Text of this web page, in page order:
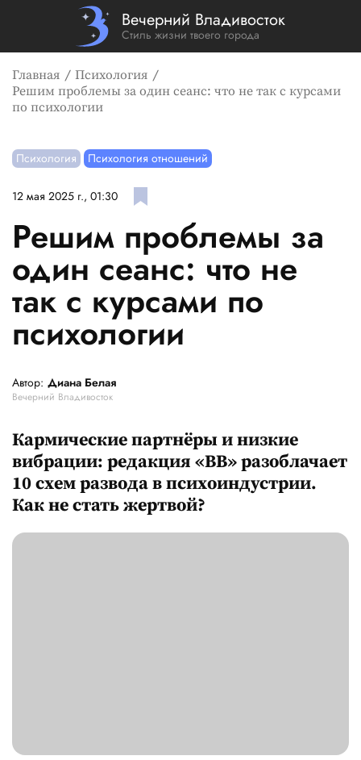
Вечерний Владивосток
Стиль жизни твоего города
Главная
Психология
Решим проблемы за один сеанс: что не так с курсами
по психологии
Психология Психология отношений
12 мая 2025 г., 01:30
Решим проблемы за
один сеанс: что не
так с курсами по
психологии
Автор: Диана Белая
Вечерний Владивосток
Кармические партнёры и низкие
вибрации: редакция «ВВ» разоблачает
10 схем развода в психоиндустрии.
Как не стать жертвой?